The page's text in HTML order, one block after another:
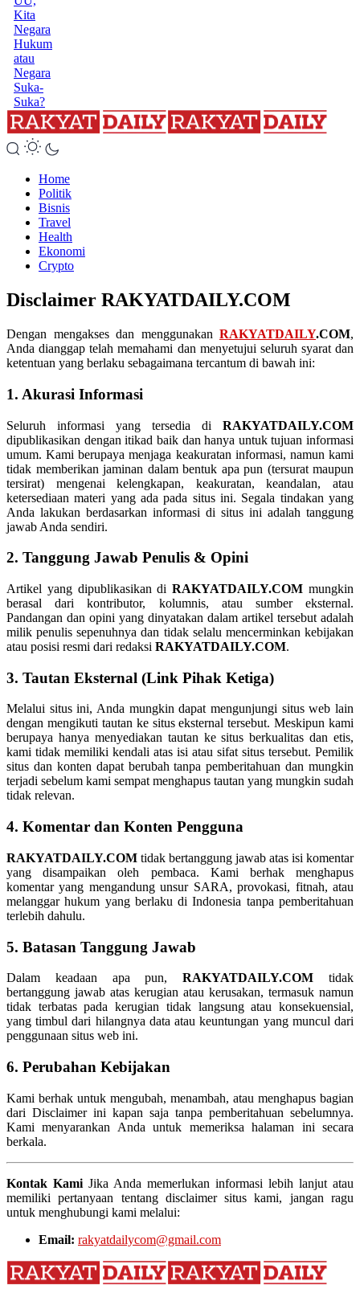
Kita
Negara
Hukum
atau
Negara
Suka-
Suka?
Home
Politik
Bisnis
Travel
Health
Ekonomi
Crypto
Disclaimer RAKYATDAILY.COM
Dengan mengakses dan menggunakan RAKYATDAILY.COM,
Anda dianggap telah memahami dan menyetujui seluruh syarat dan
ketentuan yang berlaku sebagaimana tercantum di bawah ini:
1. Akurasi Informasi
Seluruh informasi yang tersedia di RAKYATDAILY.COM
dipublikasikan dengan itikad baik dan hanya untuk tujuan informasi
umum. Kami berupaya menjaga keakuratan informasi, namun kami
tidak memberikan jaminan dalam bentuk apa pun (tersurat maupun
tersirat) mengenai kelengkapan, keakuratan, keandalan, atau
ketersediaan materi yang ada pada situs ini. Segala tindakan yang
Anda lakukan berdasarkan informasi di situs ini adalah tanggung
jawab Anda sendiri.
2. Tanggung Jawab Penulis & Opini
Artikel yang dipublikasikan diRAKYATDAILY.COM mungkin
berasal dari kontributor, kolumnis, atau sumber eksternal.
Pandangan dan opini yang dinyatakan dalam artikel tersebut adalah
milik penulis sepenuhnya dan tidak selalu mencerminkan kebijakan
atau posisi resmi dari redaksi RAKYATDAILY.COM.
3. Tautan Eksternal (Link Pihak Ketiga)
Melalui situs ini, Anda mungkin dapat mengunjungi situs web lain
dengan mengikuti tautan ke situs eksternal tersebut. Meskipun kami
berupaya hanya menyediakan tautan ke situs berkualitas dan etis,
kami tidak memiliki kendali atas isi atau sifat situs tersebut. Pemilik
situs dan konten dapat berubah tanpa pemberitahuan dan mungkin
terjadi sebelum kami sempat menghapus tautan yang mungkin sudah
tidak relevan.
4. Komentar dan Konten Pengguna
RAKYATDAILY.COM tidak bertanggung jawab atas isi komentar
yang disampaikan oleh pembaca. Kami berhak menghapus
komentar yang mengandung unsur SARA, provokasi, fitnah, atau
melanggar hukum yang berlaku di Indonesia tanpa pemberitahuan
terlebih dahulu.
5. Batasan Tanggung Jawab
Dalam keadaan apa pun,RAKYATDAILY.COM tidak
bertanggung jawab atas kerugian atau kerusakan, termasuk namun
tidak terbatas pada kerugian tidak langsung atau konsekuensial,
yang timbul dari hilangnya data atau keuntungan yang muncul dari
penggunaan situs web ini.
6. Perubahan Kebijakan
Kami berhak untuk mengubah, menambah, atau menghapus bagian
dari Disclaimer ini kapan saja tanpa pemberitahuan sebelumnya.
Kami menyarankan Anda untuk memeriksa halaman ini secara
berkala.
Kontak Kami Jika Anda memerlukan informasi lebih lanjut atau
memiliki pertanyaan tentang disclaimer situs kami, jangan ragu
untuk menghubungi kami melalui:
Email: rakyatdailycom@gmail.com